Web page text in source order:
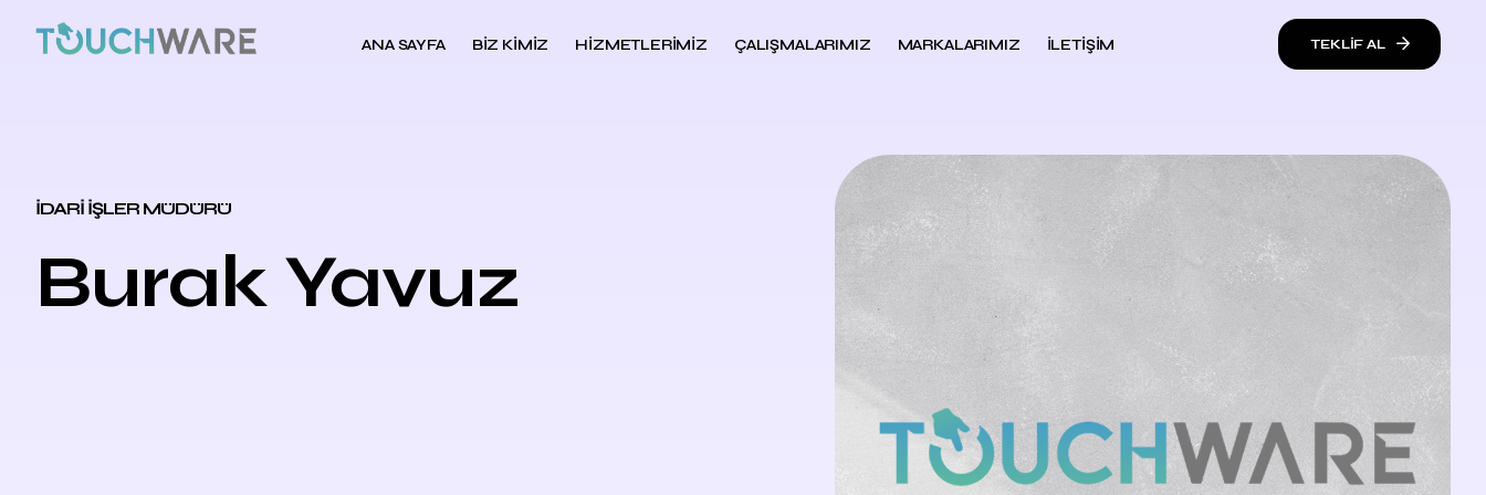
ANA SAYFA BIZ KIMIZ HIZMETLERIMIZ ÇALIŞMALARIMIZ MARKALARIMIZ İLETIŞIM TEKLIF AL
İDARI İŞLER MÜDÜRÜ
Burak Yavuz